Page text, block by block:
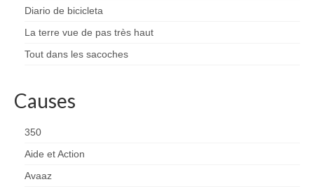
Diario de bicicleta
La terre vue de pas très haut
Tout dans les sacoches
Causes
350
Aide et Action
Avaaz